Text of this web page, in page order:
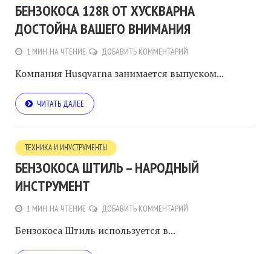
БЕНЗОКОСА 128R ОТ ХУСКВАРНА
ДОСТОЙНА ВАШЕГО ВНИМАНИЯ
1 МИН. НА ЧТЕНИЕ ДОБАВИТЬ КОММЕНТАРИЙ
Компания Husqvarna занимается выпуском...
ЧИТАТЬ ДАЛЕЕ
ТЕХНИКА И ИНУСТРУМЕНТЫ
БЕНЗОКОСА ШТИЛЬ – НАРОДНЫЙ
ИНСТРУМЕНТ
1 МИН. НА ЧТЕНИЕ ДОБАВИТЬ КОММЕНТАРИЙ
Бензокоса Штиль используется в...